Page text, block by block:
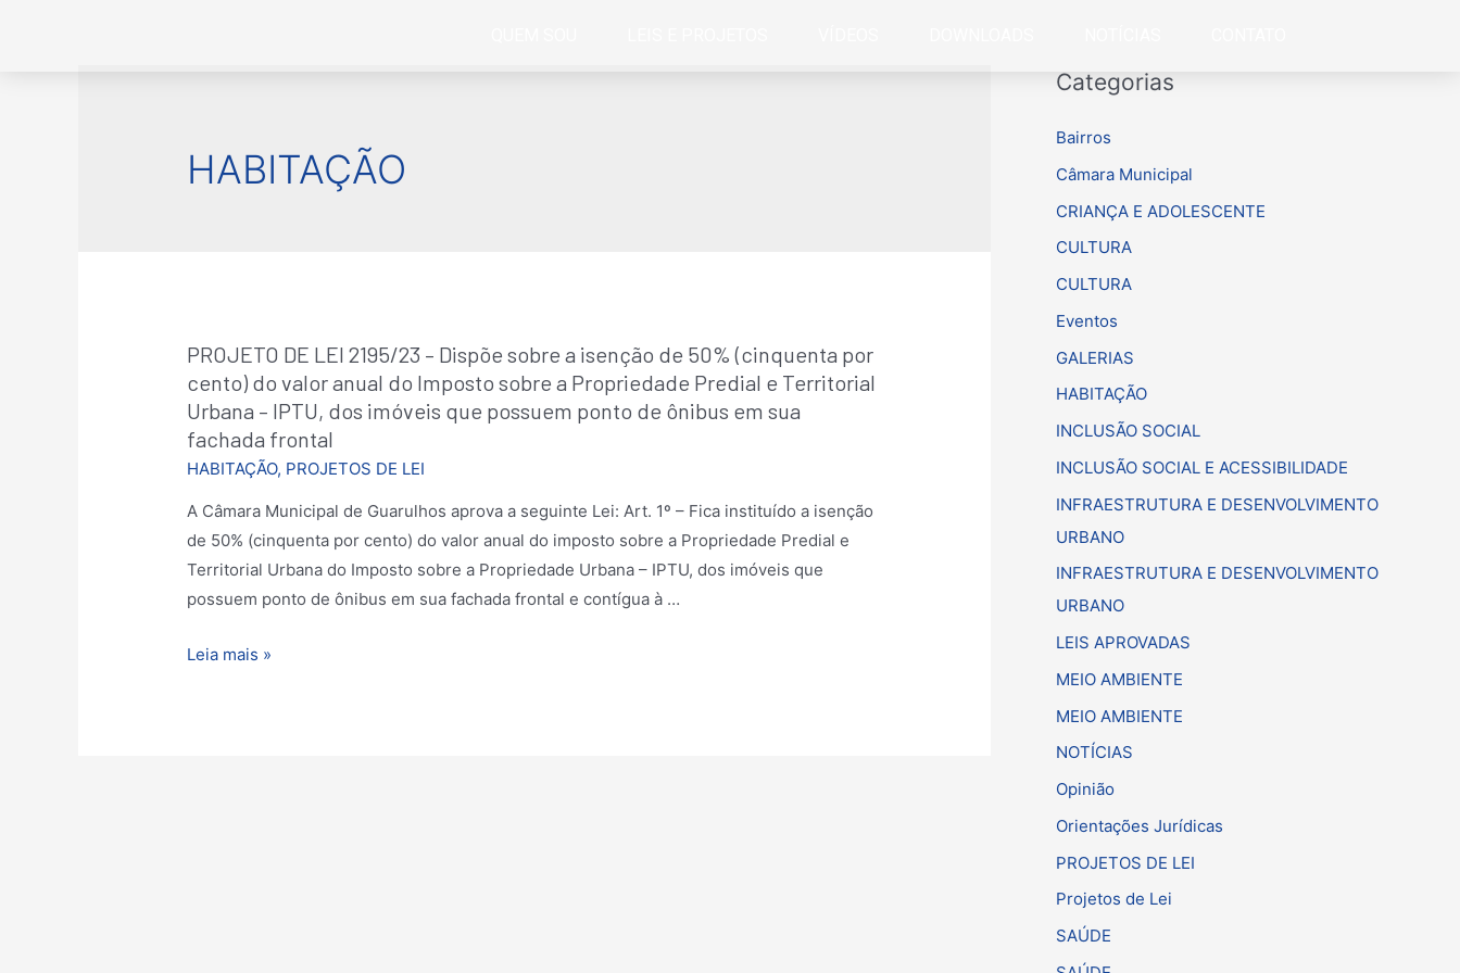
HABITAÇÃO
PROJETO DE LEI 2195/23 – Dispõe sobre a isenção de 50% (cinquenta por
cento) do valor anual do Imposto sobre a Propriedade Predial e Territorial
Urbana – IPTU, dos imóveis que possuem ponto de ônibus em sua
fachada frontal
HABITAÇÃO, PROJETOS DE LEI
A Câmara Municipal de Guarulhos aprova a seguinte Lei: Art. 1º – Fica instituído a isenção
de 50% (cinquenta por cento) do valor anual do imposto sobre a Propriedade Predial e
Territorial Urbana do Imposto sobre a Propriedade Urbana – IPTU, dos imóveis que
possuem ponto de ônibus em sua fachada frontal e contígua à …
Leia mais »
Categorias
Bairros
Câmara Municipal
CRIANÇA E ADOLESCENTE
CULTURA
CULTURA
Eventos
GALERIAS
HABITAÇÃO
INCLUSÃO SOCIAL
INCLUSÃO SOCIAL E ACESSIBILIDADE
INFRAESTRUTURA E DESENVOLVIMENTO
URBANO
INFRAESTRUTURA E DESENVOLVIMENTO
URBANO
LEIS APROVADAS
MEIO AMBIENTE
MEIO AMBIENTE
NOTÍCIAS
Opinião
Orientações Jurídicas
PROJETOS DE LEI
Projetos de Lei
SAÚDE